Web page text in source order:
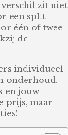
zit niet
een split
één of twee
de
individueel
onderhoud.
en jouw
prijs, maar